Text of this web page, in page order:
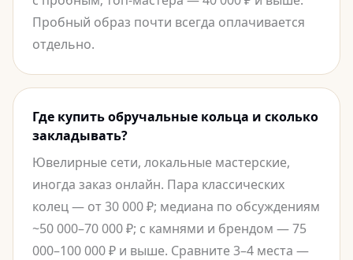
Пробный образ почти всегда оплачивается
отдельно.
Где купить обручальные кольца и сколько
закладывать?
Ювелирные сети, локальные мастерские,
иногда заказ онлайн. Пара классических
колец — от 30 000 ₽; медиана по обсуждениям
~50 000–70 000 ₽; с камнями и брендом — 75
000–100 000 ₽ и выше. Сравните 3–4 места —